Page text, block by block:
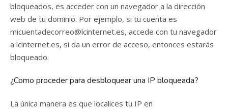
bloqueados, es acceder con un navegador a la dirección
web de tu dominio. Por ejemplo, si tu cuenta es
micuentadecorreo@lcinternet.es, accede con tu navegador
a lcinternet.es, si da un error de acceso, entonces estarás
bloqueado.
¿Como proceder para desbloquear una IP bloqueada?
La única manera es que localices tu IP en